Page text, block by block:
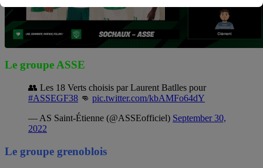
Le groupe ASSE
👥 Les 18 Verts choisis par Laurent Batlles pour
#ASSEGF38 👊 pic.twitter.com/kbAMFo64dY
— AS Saint-Étienne (@ASSEofficiel) September 30,
2022
Le groupe grenoblois